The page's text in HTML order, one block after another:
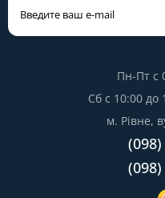
Пн-Пт с
Сб с 10:00 до
м. Рівне,